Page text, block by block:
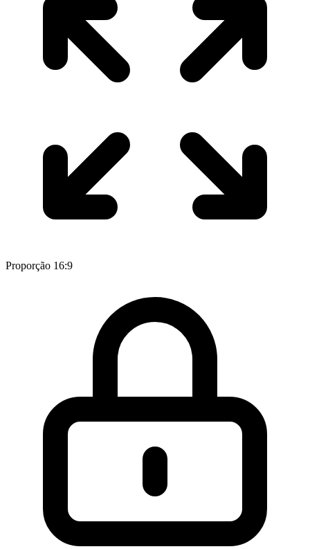
Proporção 16:9